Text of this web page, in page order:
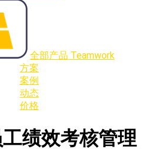
全部产品 Teamwork
方案
案例
动态
价格
绩效考核管理